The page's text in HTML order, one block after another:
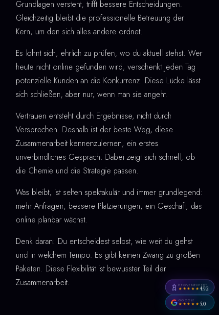
Grundlagen versteht, trifft bessere Entscheidungen.
Gleichzeitig bleibt die professionelle Betreuung der
Kern, um den sich alles andere ordnet.
Es lohnt sich, ehrlich zu prüfen, wo du aktuell stehst. Wer
heute nicht online gefunden wird, verschenkt jeden Tag
potenzielle Kunden an die Konkurrenz. Diese Lücke lässt
sich schließen, aber nur, wenn man sie angeht.
Vertrauen entsteht durch Ergebnisse, nicht durch
Versprechen. Deshalb ist der beste Weg, diese
Zusammenarbeit kennenzulernen, ein erstes
unverbindliches Gespräch. Dabei zeigt sich schnell, ob
die Chemie und die Strategie passen.
Was bleibt, ist selten spektakulär und immer grundlegend:
mehr Anfragen, bessere Platzierungen, ein Geschäft, das
online planbar wächst.
Denk daran: Du entscheidest selbst, wie weit du gehst
und in welchem Tempo. Es gibt keinen Zwang zu großen
Paketen. Diese Flexibilität ist bewusster Teil der
Zusammenarbeit.
PROVENEXPERT
★★★★★4,92
GOOGLE
★★★★★5,0